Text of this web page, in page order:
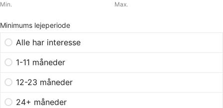
Min. Max.
Minimums lejeperiode
Alle har interesse
1-11 måneder
12-23 måneder
24+ måneder